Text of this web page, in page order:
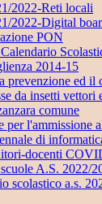
2022-Reti locali
2022-Digital
PON
2014-15
prevenzione ed il
da insetti vettori
comune
per l'ammissione
di
docenti
A.S. 2022/
scolastico a.s.